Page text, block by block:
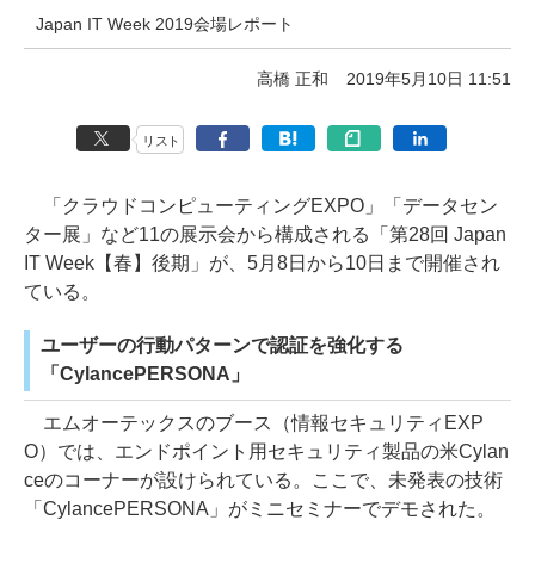
Japan IT Week 2019会場レポート
高橋 正和 2019年5月10日 11:51
リスト
「クラウドコンピューティングEXPO」「データセン
ター展」など11の展示会から構成される「第28回 Japan
IT Week【春】後期」が、5月8日から10日まで開催され
ている。
ユーザーの行動パターンで認証を強化する
「CylancePERSONA」
エムオーテックスのブース（情報セキュリティEXP
O）では、エンドポイント用セキュリティ製品の米Cylan
ceのコーナーが設けられている。ここで、未発表の技術
「CylancePERSONA」がミニセミナーでデモされた。